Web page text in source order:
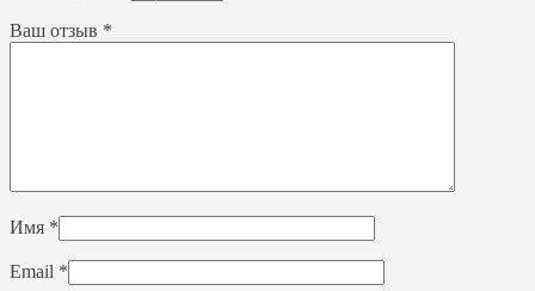
Ваш отзыв *
Имя *
Email *